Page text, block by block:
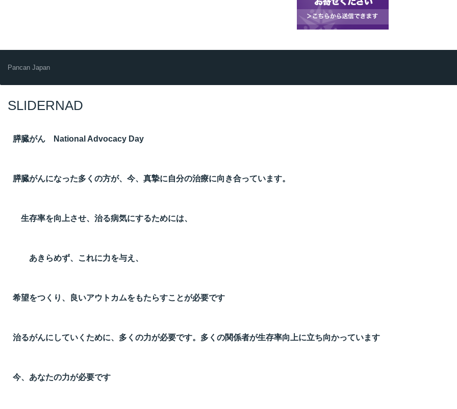
Pancan Japan
SLIDERNAD
膵臓がん National Advocacy Day
膵臓がんになった多くの方が、今、真摯に自分の治療に向き合っています。
生存率を向上させ、治る病気にするためには、
あきらめず、これに力を与え、
希望をつくり、良いアウトカムをもたらすことが必要です
治るがんにしていくために、多くの力が必要です。多くの関係者が生存率向上に立ち向かっています
今、あなたの力が必要です